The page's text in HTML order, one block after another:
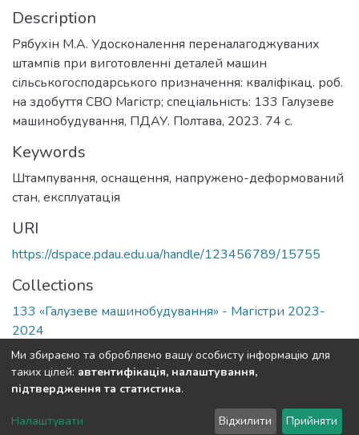
Description
Рябухін М.А. Удосконалення переналагоджуваних
штампів при виготовленні деталей машин
сільськогосподарського призначення: кваліфікац. роб.
на здобуття СВО Магістр; спеціальність: 133 Галузеве
машинобудування, ПДАУ. Полтава, 2023. 74 с.
Keywords
Штампування, оснащення, напружено-деформований
стан, експлуатація
URI
https://dspace.pdau.edu.ua/handle/123456789/15755
Collections
133 «Галузеве машинобудування» - Магістри 2023-
2024
Full item page
DSpace software copyright © 2002-2026 LYRASIS
Ми збираємо та обробляємо вашу особисту інформацію для
таких цілей: автентифікація, налаштування,
підтвердження та статистика.
Налаштувати Відхилити Прийняти